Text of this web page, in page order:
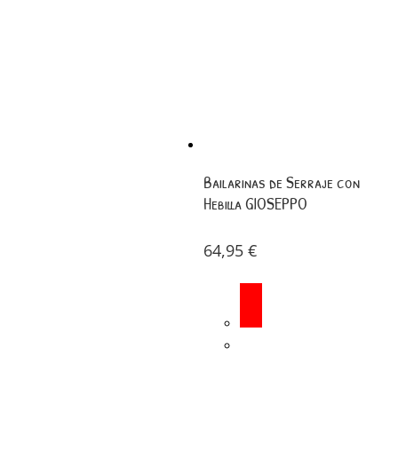
Bailarinas de Serraje con
Hebilla GIOSEPPO
64,95 €